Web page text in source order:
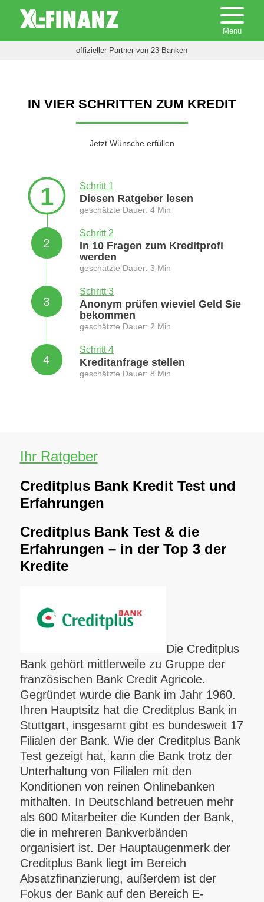
offizieller Partner von 23 Banken
IN VIER SCHRITTEN ZUM KREDIT
Jetzt Wünsche erfüllen
1 Schritt 1
Diesen Ratgeber lesen
geschätzte Dauer: 4 Min
2
Schritt 2
In 10 Fragen zum Kreditprofi
werden
geschätzte Dauer: 3 Min
3
Schritt 3
Anonym prüfen wieviel Geld Sie
bekommen
geschätzte Dauer: 2 Min
4
Schritt 4
Kreditanfrage stellen
geschätzte Dauer: 8 Min
Ihr Ratgeber
Creditplus Bank Kredit Test und
Erfahrungen
Creditplus Bank Test & die
Erfahrungen – in der Top 3 der
Kredite
Die Creditplus
Bank gehört mittlerweile zu Gruppe der
französischen Bank Credit Agricole.
Gegründet wurde die Bank im Jahr 1960.
Ihren Hauptsitz hat die Creditplus Bank in
Stuttgart, insgesamt gibt es bundesweit 17
Filialen der Bank. Wie der Creditplus Bank
Test gezeigt hat, kann die Bank trotz der
Unterhaltung von Filialen mit den
Konditionen von reinen Onlinebanken
mithalten. In Deutschland betreuen mehr
als 600 Mitarbeiter die Kunden der Bank,
die in mehreren Bankverbänden
organisiert ist. Der Hauptaugenmerk der
Creditplus Bank liegt im Bereich
Absatzfinanzierung, außerdem ist der
Fokus der Bank auf den Bereich E-